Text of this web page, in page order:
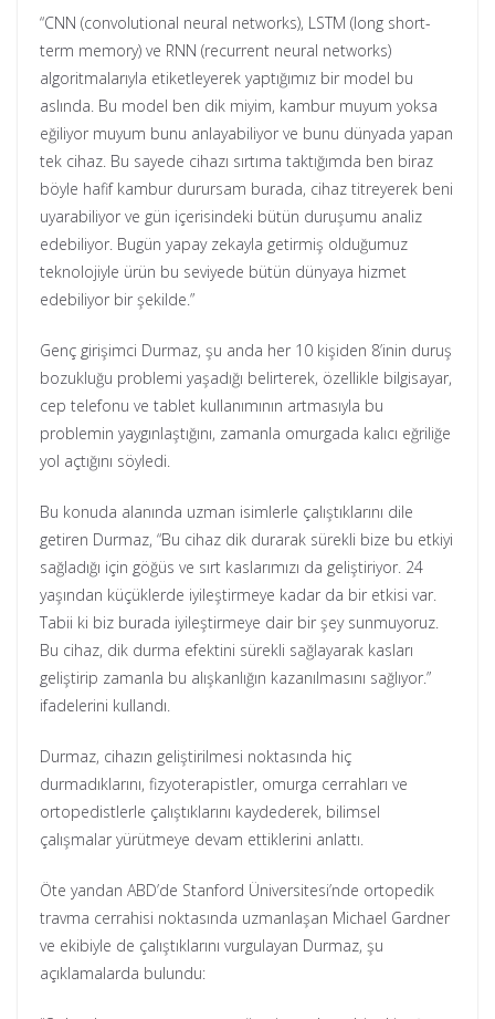
“CNN (convolutional neural networks), LSTM (long short-
term memory) ve RNN (recurrent neural networks)
algoritmalarıyla etiketleyerek yaptığımız bir model bu
aslında. Bu model ben dik miyim, kambur muyum yoksa
eğiliyor muyum bunu anlayabiliyor ve bunu dünyada yapan
tek cihaz. Bu sayede cihazı sırtıma taktığımda ben biraz
böyle hafif kambur durursam burada, cihaz titreyerek beni
uyarabiliyor ve gün içerisindeki bütün duruşumu analiz
edebiliyor. Bugün yapay zekayla getirmiş olduğumuz
teknolojiyle ürün bu seviyede bütün dünyaya hizmet
edebiliyor bir şekilde.”
Genç girişimci Durmaz, şu anda her 10 kişiden 8’inin duruş
bozukluğu problemi yaşadığı belirterek, özellikle bilgisayar,
cep telefonu ve tablet kullanımının artmasıyla bu
problemin yaygınlaştığını, zamanla omurgada kalıcı eğriliğe
yol açtığını söyledi.
Bu konuda alanında uzman isimlerle çalıştıklarını dile
getiren Durmaz, “Bu cihaz dik durarak sürekli bize bu etkiyi
sağladığı için göğüs ve sırt kaslarımızı da geliştiriyor. 24
yaşından küçüklerde iyileştirmeye kadar da bir etkisi var.
Tabii ki biz burada iyileştirmeye dair bir şey sunmuyoruz.
Bu cihaz, dik durma efektini sürekli sağlayarak kasları
geliştirip zamanla bu alışkanlığın kazanılmasını sağlıyor.”
ifadelerini kullandı.
Durmaz, cihazın geliştirilmesi noktasında hiç
durmadıklarını, fizyoterapistler, omurga cerrahları ve
ortopedistlerle çalıştıklarını kaydederek, bilimsel
çalışmalar yürütmeye devam ettiklerini anlattı.
Öte yandan ABD’de Stanford Üniversitesi’nde ortopedik
travma cerrahisi noktasında uzmanlaşan Michael Gardner
ve ekibiyle de çalıştıklarını vurgulayan Durmaz, şu
açıklamalarda bulundu: